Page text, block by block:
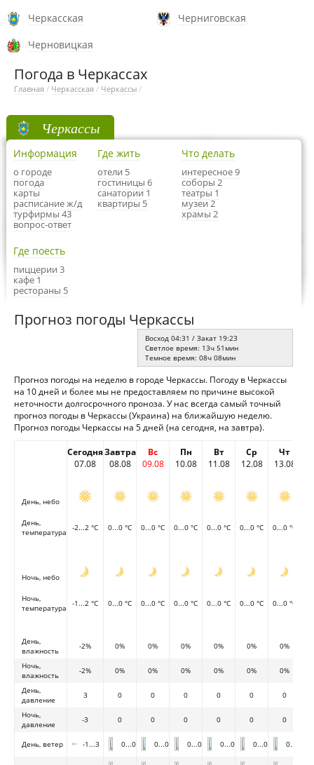
Черкасская
Черниговская
Черновицкая
Погода в Черкассах
Главная / Черкасская / Черкассы /
Черкассы
Информация
о городе
погода
карты
расписание ж/д
турфирмы 43
вопрос-ответ
Где жить
отели 5
гостиницы 6
санатории 1
квартиры 5
Что делать
интересное 9
соборы 2
театры 1
музеи 2
храмы 2
Где поесть
пиццерии 3
кафе 1
рестораны 5
Прогноз погоды Черкассы
Восход 04:31 / Закат 19:23
Светлое время: 13ч 51мин
Темное время: 08ч 08мин
Прогноз погоды на неделю в городе Черкассы. Погоду в Черкассы
на 10 дней и более мы не предоставляем по причине высокой
неточности долгосрочного проноза. У нас всегда самый точный
прогноз погоды в Черкассы (Украина) на ближайшую неделю.
Прогноз погоды Черкассы на 5 дней (на сегодня, на завтра).
Сегодня
07.08
Завтра
08.08
Вс
09.08
Пн
10.08
Вт
11.08
Ср
12.08
Чт
13.08
День, небо
День,
температура
-2...2 °C 0...0 °C 0...0 °C 0...0 °C 0...0 °C 0...0 °C 0...0 °C
Ночь, небо
Ночь,
температура
-1...2 °C 0...0 °C 0...0 °C 0...0 °C 0...0 °C 0...0 °C 0...0 °C
День,
влажность
-2% 0% 0% 0% 0% 0%
0%
Ночь,
влажность
-2% 0% 0% 0% 0% 0%
0%
День,
давление
3 0 0 0 0 0
0
Ночь,
давление
-3 0 0 0 0 0 0
День, ветер -1...3 0...0 0...0 0...0 0...0 0...0 0...0